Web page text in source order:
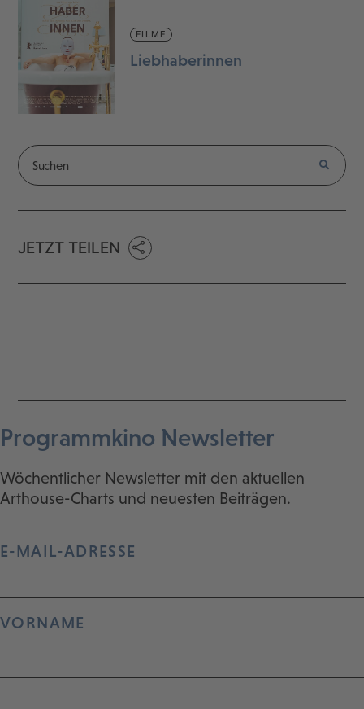
FILME
Liebhaberinnen
JETZT TEILEN
Programmkino Newsletter
Wöchentlicher Newsletter mit den aktuellen
Arthouse-Charts und neuesten Beiträgen.
E-MAIL-ADRESSE
VORNAME